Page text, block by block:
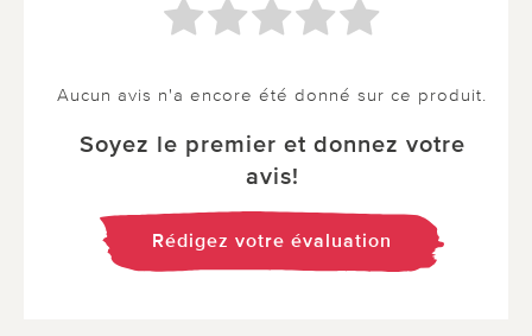
Aucun avis n'a encore été donné sur ce produit.
Soyez le premier et donnez votre
avis!
Rédigez votre évaluation